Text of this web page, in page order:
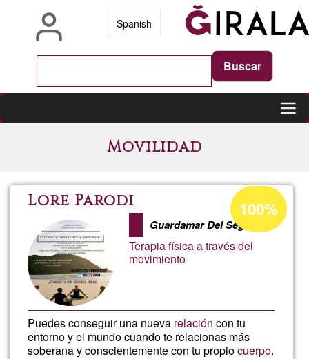
Spanish
Movilidad
Lore Parodi
Guardamar Del Segura
Terapia física a través del
movimiento
Puedes conseguir una nueva relación con tu
entorno y el mundo cuando te relacionas más
soberana y conscientemente con tu propiocuerpo.
Percentatge
d'acceptació
de
G1
100%